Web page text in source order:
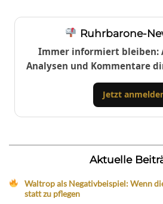
Ruhrbarone-
Immer informiert bleiben:
Analysen und Kommentare
Jetzt
Aktuelle
Waltrop als Negativbeispiel: Wenn
statt zu pflegen